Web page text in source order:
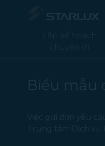
Lên kế hoạch
chuyến đi
Biểu mẫu
Việc gửi đơn yêu
Trung tâm Dịch vụ